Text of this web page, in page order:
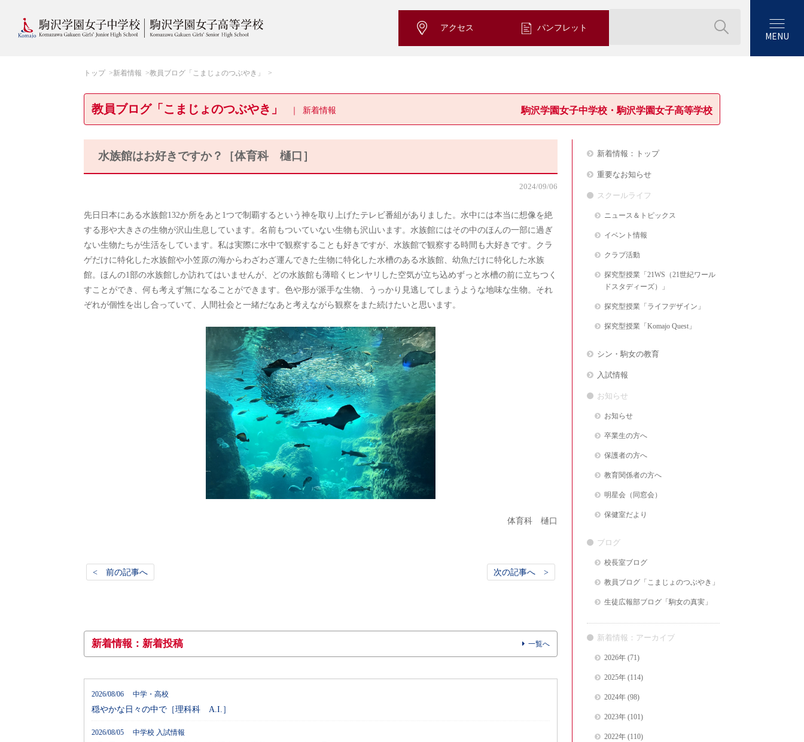
アクセス パンフレット
MENU
トップ 新着情報 教員ブログ「こまじょのつぶやき」
教員ブログ「こまじょのつぶやき」 新着情報 駒沢学園女子中学校・駒沢学園女子高等学校
水族館はお好きですか？［体育科 樋口］
2024/09/06
先日日本にある水族館132か所をあと1つで制覇するという神を取り上げたテレビ番組がありました。水中には本当に想像を絶
する形や大きさの生物が沢山生息しています。名前もついていない生物も沢山います。水族館にはその中のほんの一部に過ぎ
ない生物たちが生活をしています。私は実際に水中で観察することも好きですが、水族館で観察する時間も大好きです。クラ
ゲだけに特化した水族館や小笠原の海からわざわざ運んできた生物に特化した水槽のある水族館、幼魚だけに特化した水族
館。ほんの1部の水族館しか訪れてはいませんが、どの水族館も薄暗くヒンヤリした空気が立ち込めずっと水槽の前に立ちつく
すことができ、何も考えず無になることができます。色や形が派手な生物、うっかり見逃してしまうような地味な生物。それ
ぞれが個性を出し合っていて、人間社会と一緒だなあと考えながら観察をまた続けたいと思います。
体育科 樋口
< 前の記事へ 次の記事へ >
新着情報：新着投稿 一覧へ
2026/08/06 中学・高校
穏やかな日々の中で［理科科 A.I.］
2026/08/05 中学校 入試情報
新着情報：トップ
重要なお知らせ
スクールライフ
ニュース＆トピックス
イベント情報
クラブ活動
探究型授業「21WS（21世紀ワール
ドスタディーズ）」
探究型授業「ライフデザイン」
探究型授業「Komajo Quest」
シン・駒女の教育
入試情報
お知らせ
お知らせ
卒業生の方へ
保護者の方へ
教育関係者の方へ
明星会（同窓会）
保健室だより
ブログ
校長室ブログ
教員ブログ「こまじょのつぶやき」
生徒広報部ブログ「駒女の真実」
新着情報：アーカイブ
2026年(71)
2025年(114)
2024年(98)
2023年(101)
2022年(110)